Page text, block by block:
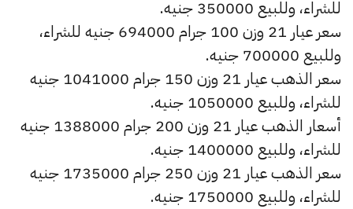
للشراء، وللبيع 350000 جنيه.
سعر عيار 21 وزن 100 جرام 694000 جنيه للشراء،
وللبيع 700000 جنيه.
سعر الذهب عيار 21 وزن 150 جرام 1041000 جنيه
للشراء، وللبيع 1050000 جنيه.
أسعار الذهب عيار 21 وزن 200 جرام 1388000 جنيه
للشراء، وللبيع 1400000 جنيه.
سعر الذهب عيار 21 وزن 250 جرام 1735000 جنيه
للشراء، وللبيع 1750000 جنيه.